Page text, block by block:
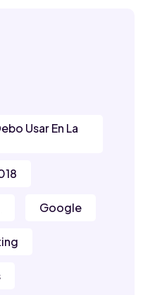
Usar En La
Google